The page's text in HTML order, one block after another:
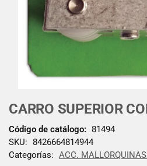
CARRO SUPERIOR
Código de catálogo: 81494
SKU: 8426664814944
Categorías: ACC. MALLORQUINAS